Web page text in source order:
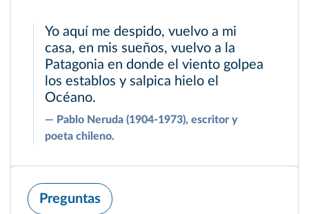
Yo aquí me despido, vuelvo a mi
casa, en mis sueños, vuelvo a la
Patagonia en donde el viento golpea
los establos y salpica hielo el
Océano.
― Pablo Neruda (1904-1973), escritor y
poeta chileno.
Preguntas